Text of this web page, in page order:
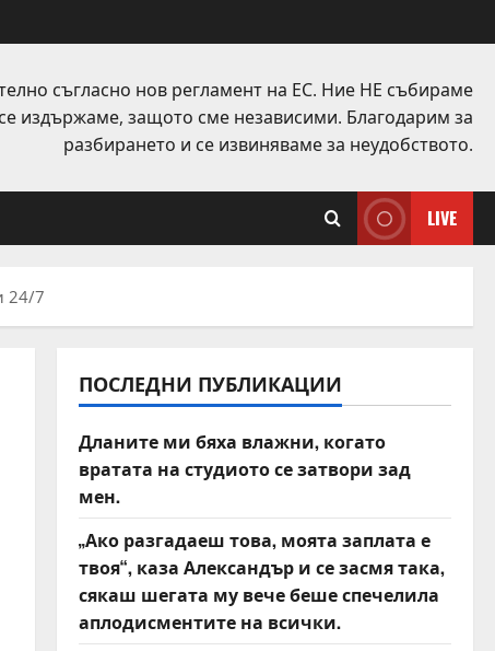
съгласно нов регламент на ЕС. Ние НЕ събираме
издържаме, защото сме независими. Благодарим за
разбирането и се извиняваме за неудобството.
LIVE
24/7
ПОСЛЕДНИ ПУБЛИКАЦИИ
Дланите ми бяха влажни, когато
вратата на студиото се затвори зад
мен.
„Ако разгадаеш това, моята заплата е
твоя“, каза Александър и се засмя така,
сякаш шегата му вече беше спечелила
аплодисментите на всички.